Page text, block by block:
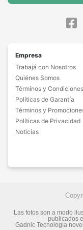
Empresa
Trabajá con Nosotros
Quiénes Somos
Términos y Condiciones
Políticas de Garantía
Términos y
Políticas de Privacidad
Noticias
Las fotos son a modo
publicados
Gadnic Tecnología